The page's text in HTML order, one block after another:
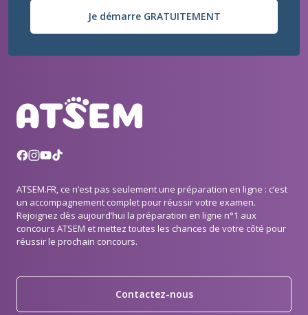
Je démarre GRATUITEMENT
ATSEM.FR, ce n’est pas seulement une préparation en ligne : c’est
un accompagnement complet pour réussir votre examen.
Rejoignez dès aujourd’hui la préparation en ligne n°1 aux
concours ATSEM et mettez toutes les chances de votre côté pour
réussir le prochain concours.
Contactez-nous